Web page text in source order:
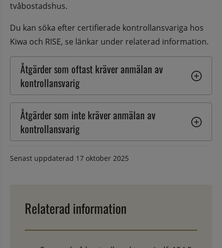
tvåbostadshus.
Du kan söka efter certifierade kontrollansvariga hos
Kiwa och RISE, se länkar under relaterad information.
Åtgärder som oftast kräver anmälan av
kontrollansvarig
Åtgärder som inte kräver anmälan av
kontrollansvarig
Senast uppdaterad 17 oktober 2025
Relaterad information